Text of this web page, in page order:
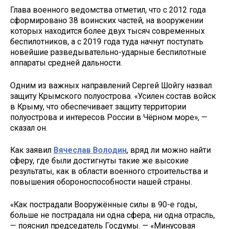
Глава военного ведомства отметил, что с 2012 года
сформировано 38 воинских частей, на вооружении
которых находится более двух тысяч современных
беспилотников, а с 2019 года туда начнут поступать
новейшие разведывательно-ударные беспилотные
аппараты средней дальности.
Одним из важных направлений Сергей Шойгу назвал
защиту Крымского полуострова. «Усилен состав войск
в Крыму, что обеспечивает защиту территории
полуострова и интересов России в Чёрном море», —
сказал он.
Как заявил Вячеслав Володин, вряд ли можно найти
сферу, где были достигнуты такие же высокие
результаты, как в области военного строительства и
повышения обороноспособности нашей страны.
«Как пострадали Вооружённые силы в 90-е годы,
больше не пострадала ни одна сфера, ни одна отрасль,
— пояснил председатель Госдумы. — «Минусовая